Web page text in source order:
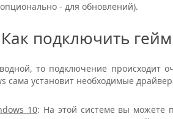
- для обновлений).
Как подключить
то подключение происходит
установит необходимые
10: На этой системе вы можете